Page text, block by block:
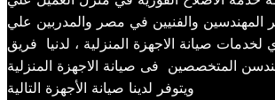
المهندسين والفنيين في مصر والمدربين علي
صيانة الاجهزة المنزلية ، لدنيا فريق
المتخصصين فى صيانة الاجهزة المنزلية
ويتوفر لدينا صيانة الأجهزة التالية